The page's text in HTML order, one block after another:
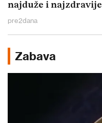
najduže i najzdravije
pre2dana
Zabava